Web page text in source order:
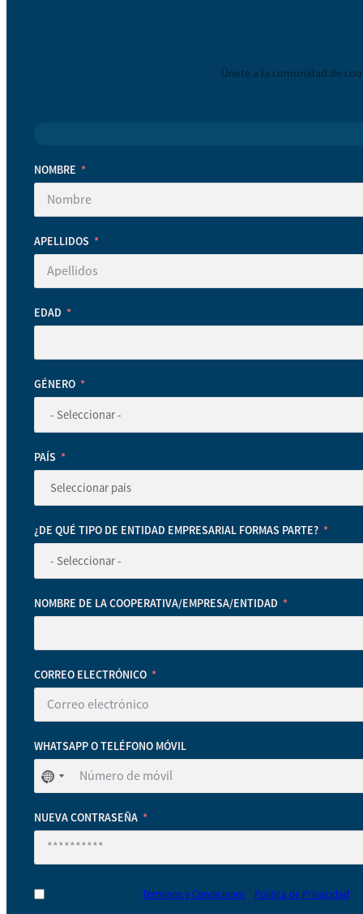
Únete a la comunidad de
NOMBRE
APELLIDOS
EDAD
GÉNERO
PAÍS
¿DE QUÉ TIPO DE ENTIDAD EMPRESARIAL FORMAS PARTE?
NOMBRE DE LA COOPERATIVA/EMPRESA/ENTIDAD
CORREO ELECTRÓNICO
WHATSAPP O TELÉFONO MÓVIL
No
se
ha
seleccionado
ningún
país
NUEVA CONTRASEÑA
Términos y Condicionesy Política de Privacidad